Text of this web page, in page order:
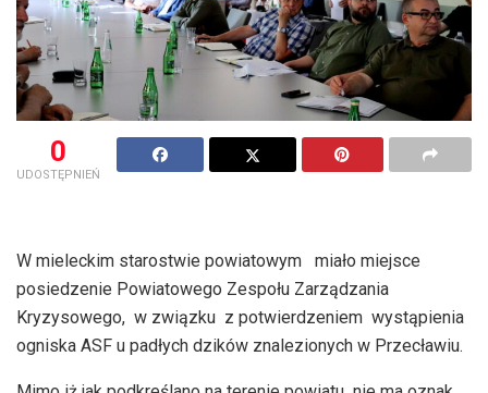
0
UDOSTĘPNIEŃ
W mieleckim starostwie powiatowym miało miejsce
posiedzenie Powiatowego Zespołu Zarządzania
Kryzysowego, w związku z potwierdzeniem wystąpienia
ogniska ASF u padłych dzików znalezionych w Przecławiu.